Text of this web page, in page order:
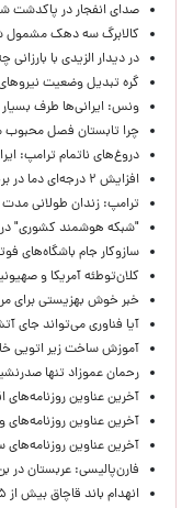
صدای انفجار در پاکدشت
کالابرگ سه دهک مشمول
در دیدار الزیدی با
گره تبدیل وضعیت
ونس: ایرانی‌ها طرف
چرا تابستان فصل
دروغ‌های ناتمام ترامپ:
افزایش ۲ درجه‌ای دما در برخی مناطق/ هوای معتدل در نوار شمالی ایران
ترامپ: زندان طولانی
"شبکه هوشمند کشوری"
سازوکار جام باشگاه‌های
کلان‌توطئه آمریکا و
خبر خوش بهزیستی برای
آیا فناوری می‌تواند جای
آموزش ساخت زیر اتویی
رحمان عموزاد تنها
آخرین عناوین روزنامه‌های
آخرین عناوین روزنامه‌های
آخرین عناوین
فارن‌پالیسی: عربستان در
انهدام باند قاچاق بیش از ۵ میلیون لیتر سوخت در بندرعباس